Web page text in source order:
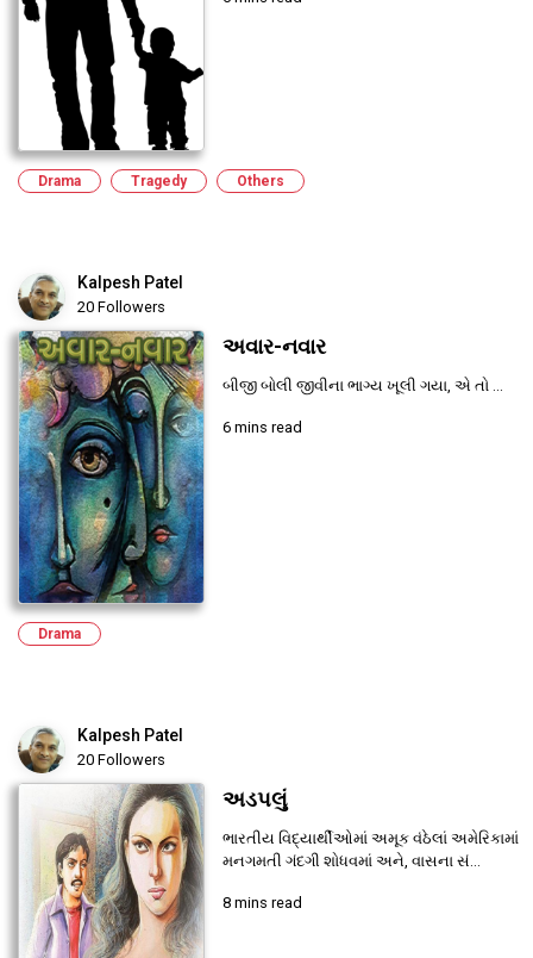
Drama Tragedy Others
Kalpesh Patel
20 Followers
અવાર-નવાર
બીજી બોલી જીવીના ભાગ્ય ખૂલી ગયા, એ તો ...
6 mins read
Drama
Kalpesh Patel
20 Followers
અડપલું
ભારતીય વિદ્યાર્થીઓમાં અમૂક વંઠેલાં અમેરિકામાં
મનગમતી ગંદગી શોધવમાં અને, વાસના સં...
8 mins read